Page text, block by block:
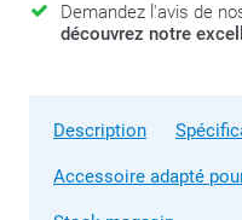
Demandez l'avis de
découvrez notre
Description
Accessoire adapté